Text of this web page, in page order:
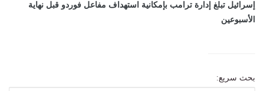
إسرائيل تبلغ إدارة ترامب بإمكانية استهداف مفاعل فوردو قبل نهاية
الأسبوعين
بحث سريع: